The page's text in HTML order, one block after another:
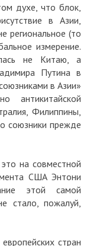
духе, что блок,
в Азии,
региональное (то
измерение.
не Китаю, а
Путина в
в Азии»
антикитайской
Филиппины,
союзники прежде
на совместной
США Энтони
этой самой
стало, пожалуй,
стран